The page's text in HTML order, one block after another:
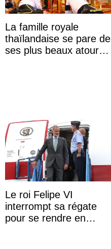
La famille royale
thaïlandaise se pare de
ses plus beaux atours
Le roi Felipe VI
interrompt sa régate
pour se rendre en